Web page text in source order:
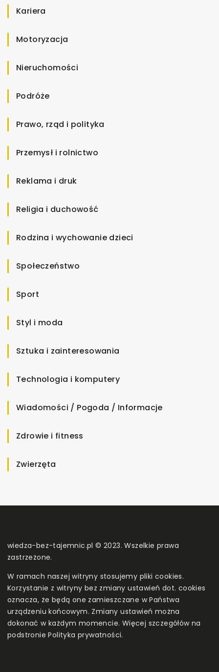
Kariera
Motoryzacja
Nieruchomości
Podróże
Prawo, rząd i polityka
Przemysł i rolnictwo
Reklama i druk
Religia i duchowość
Rodzina i wychowanie dzieci
Społeczeństwo
Sport
Styl i moda
Sztuka i zainteresowania
Technologia i komputery
Wiadomości / Pogoda / Informacje
Zdrowie i fitness
Zwierzęta
wiedza-bez-tajemnic.pl © 2023. Wszelkie prawa
zastrzeżone.
W ramach naszej witryny stosujemy pliki cookies.
Korzystanie z witryny bez zmiany ustawień dot. cookies
oznacza, że będą one zamieszczane w Państwa
urządzeniu końcowym. Zmiany ustawień można
dokonać w każdym momencie. Więcej szczegółów na
podstroniePolityka prywatności.